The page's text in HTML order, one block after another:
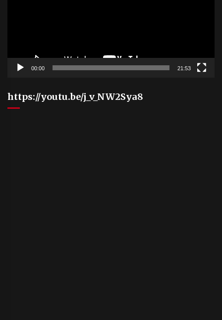
00:00 21:53
https://youtu.be/j_v_NW2Sya8